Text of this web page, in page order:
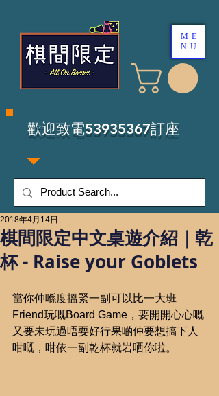
​歡迎致電53935367訂座
ME
NU
棋間限定中文桌遊介紹｜乾
杯 - Raise your Goblets
2018年4月14日
當你仲喺度搵緊一副可以比一大班
Friend玩嘅Board Game，要開開心心嘅
又要未玩過唔耍好行果啲仲要想搞下人
咁嘅，咁依一副乾杯就岩哂你啦。